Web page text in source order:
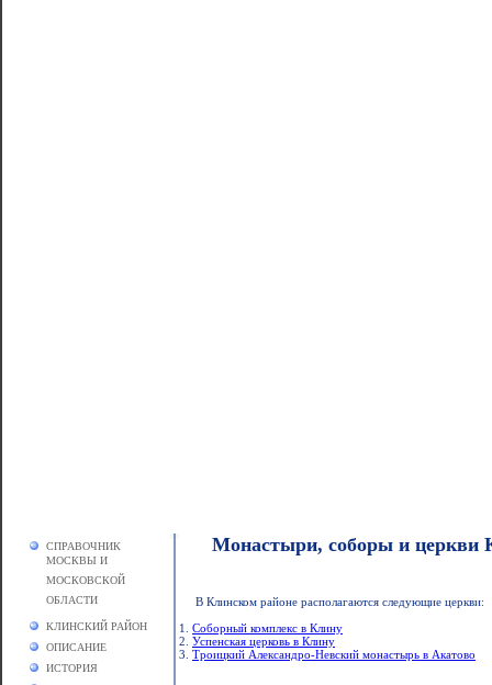
СПРАВОЧНИК
МОСКВЫ И
МОСКОВСКОЙ
ОБЛАСТИ
КЛИНСКИЙ РАЙОН
ОПИСАНИЕ
ИСТОРИЯ
Монастыри, соборы и церкви
В Клинском районе располагаются следующие церкви:
1. Соборный комплекс в Клину
2. Успенская церковь в Клину
3. Троицкий Александро-Невский монастырь в Акатово